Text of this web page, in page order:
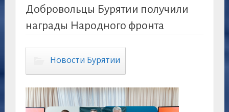
Добровольцы Бурятии получили
награды Народного фронта
Новости Бурятии